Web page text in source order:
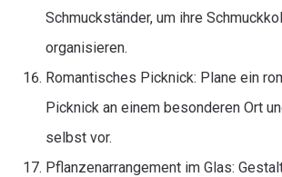
Schmuckständer, um ihre
organisieren.
Romantisches Picknick: Plane ein
Picknick an einem besonderen Ort
selbst vor.
Pflanzenarrangement im Glas: